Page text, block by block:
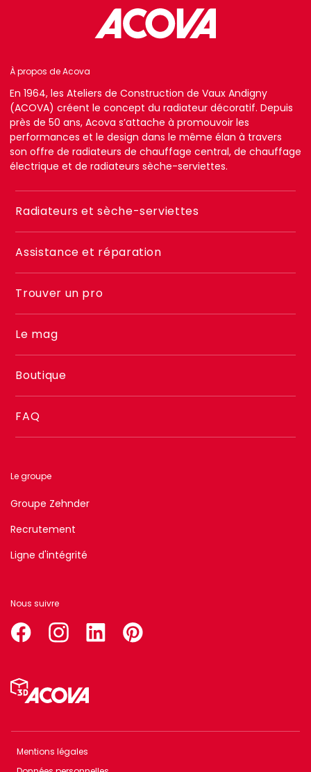
À propos de Acova
En 1964, les Ateliers de Construction de Vaux Andigny
(ACOVA) créent le concept du radiateur décoratif. Depuis
près de 50 ans, Acova s’attache à promouvoir les
performances et le design dans le même élan à travers
son offre de radiateurs de chauffage central, de chauffage
électrique et de radiateurs sèche-serviettes.
Menu
footer
2
Radiateurs et sèche-serviettes
Assistance et réparation
Trouver un pro
Le mag
Boutique
FAQ
Le groupe
Groupe Zehnder
Recrutement
Ligne d'intégrité
Nous suivre
facebookinstagramlinkedin pinterest
Menu
de
page
Menu
Mentions légales